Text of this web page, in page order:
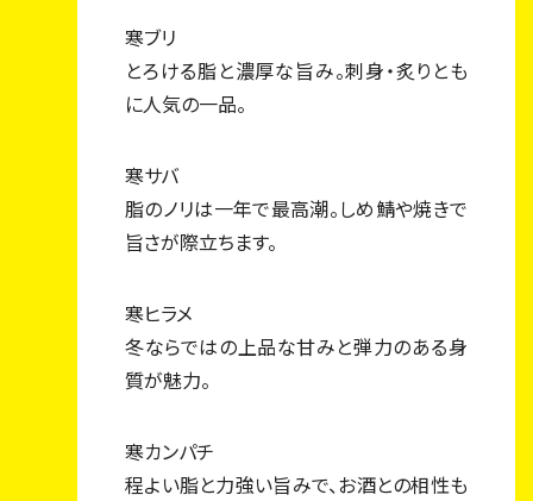
事業内容
店舗一覧
スタッフ紹介
寒ブリ
とろける脂と濃厚な旨み。刺身・炙りとも
に人気の一品。
寒サバ
脂のノリは一年で最高潮。しめ鯖や焼きで
旨さが際立ちます。
寒ヒラメ
冬ならではの上品な甘みと弾力のある身
質が魅力。
寒カンパチ
程よい脂と力強い旨みで、お酒との相性も